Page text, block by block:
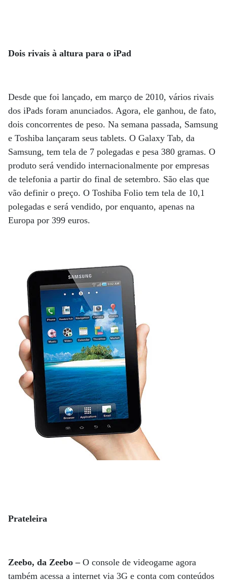
Dois rivais à altura para o iPad
Desde que foi lançado, em março de 2010, vários rivais
dos iPads foram anunciados. Agora, ele ganhou, de fato,
dois concorrentes de peso. Na semana passada, Samsung
e Toshiba lançaram seus tablets. O Galaxy Tab, da
Samsung, tem tela de 7 polegadas e pesa 380 gramas. O
produto será vendido internacionalmente por empresas
de telefonia a partir do final de setembro. São elas que
vão definir o preço. O Toshiba Folio tem tela de 10,1
polegadas e será vendido, por enquanto, apenas na
Europa por 399 euros.
Prateleira
Zeebo, da Zeebo –O console de videogame agora
também acessa a internet via 3G e conta com conteúdos